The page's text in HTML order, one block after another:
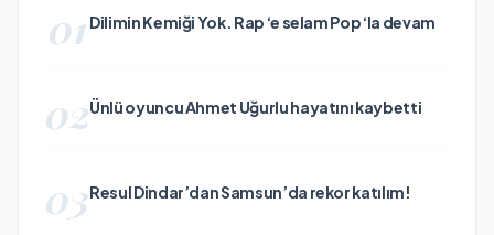
01 Dilimin Kemiği Yok. Rap ‘e selam Pop ‘la devam
02Ünlü oyuncu Ahmet Uğurlu hayatını kaybetti
03Resul Dindar’dan Samsun’da rekor katılım!